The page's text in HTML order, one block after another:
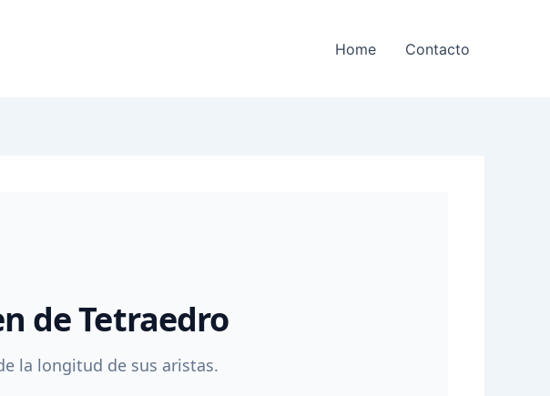
Home Contacto
de Tetraedro
la longitud de sus aristas.